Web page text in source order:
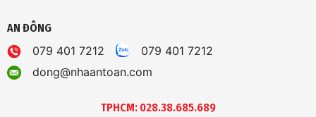
AN ĐÔNG
079 401 7212
079 401 7212
dong@nhaantoan.com
TPHCM: 028.38.685.689